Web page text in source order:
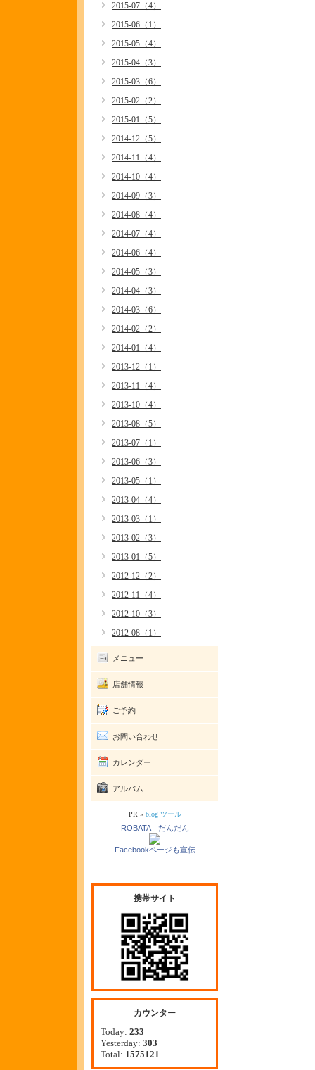
2015-07（4）
2015-06（1）
2015-05（4）
2015-04（3）
2015-03（6）
2015-02（2）
2015-01（5）
2014-12（5）
2014-11（4）
2014-10（4）
2014-09（3）
2014-08（4）
2014-07（4）
2014-06（4）
2014-05（3）
2014-04（3）
2014-03（6）
2014-02（2）
2014-01（4）
2013-12（1）
2013-11（4）
2013-10（4）
2013-08（5）
2013-07（1）
2013-06（3）
2013-05（1）
2013-04（4）
2013-03（1）
2013-02（3）
2013-01（5）
2012-12（2）
2012-11（4）
2012-10（3）
2012-08（1）
メニュー
店舗情報
ご予約
お問い合わせ
カレンダー
アルバム
PR » blog ツール
ROBATA だんだん
Facebookページも宣伝
携帯サイト
カウンター
Today: 233
Yesterday: 303
Total: 1575121